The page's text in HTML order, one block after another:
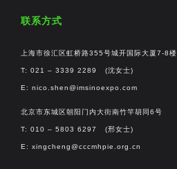
联系方式
上海市徐汇区虹桥路355号城开国际大厦7-8楼
T: 021 – 3339 2289 (沈女士)
E: nico.shen@imsinoexpo.com
北京市东城区朝阳门内大街南竹竿胡同6号
T: 010 – 5803 6297 (邢女士)
E: xingcheng@cccmhpie.org.cn